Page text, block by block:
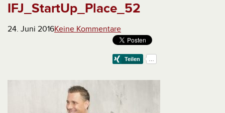
IFJ_StartUp_Place_52
24. Juni 2016Keine Kommentare